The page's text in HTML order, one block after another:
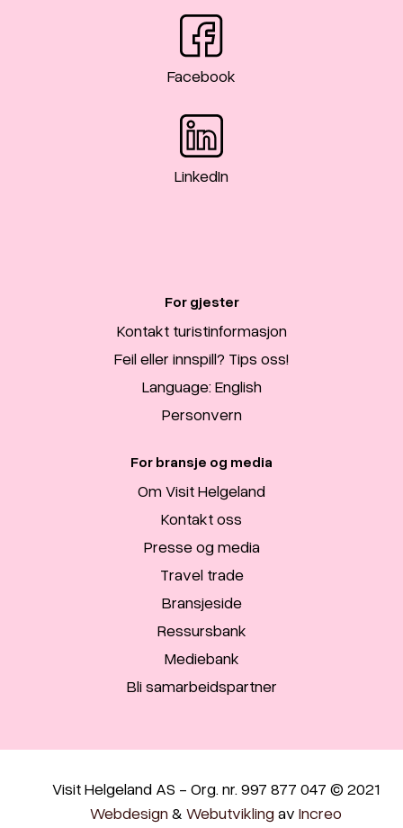
Facebook
LinkedIn
For gjester
Kontakt turistinformasjon
Feil eller innspill? Tips oss!
Language: English
Personvern
For bransje og media
Om Visit Helgeland
Kontakt oss
Presse og media
Travel trade
Bransjeside
Ressursbank
Mediebank
Bli samarbeidspartner
Visit Helgeland AS - Org. nr. 997 877 047 © 2021
Webdesign & Webutvikling av Increo